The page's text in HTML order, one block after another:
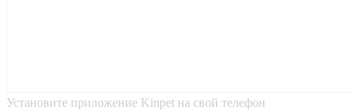
Установите приложение Kinpet на свой телефон